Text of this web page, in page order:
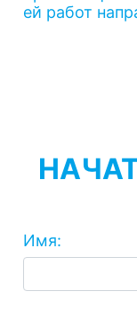
ей работ
Имя: